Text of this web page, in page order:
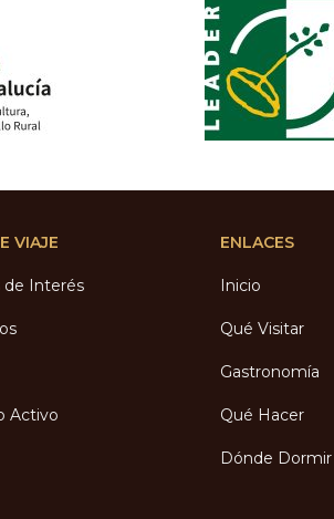
VIAJE
de Interés
Activo
ENLACES
Inicio
Qué Visitar
Gastronomía
Qué Hacer
Dónde Dormir